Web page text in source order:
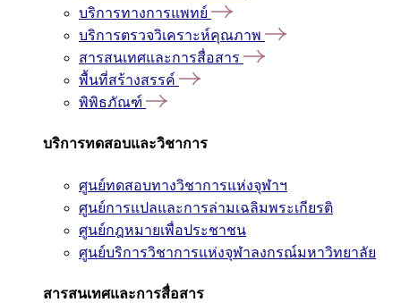
บริการทางการแพทย์
บริการตรวจวิเคราะห์คุณภาพ
สารสนเทศและการสื่อสาร
พื้นที่สร้างสรรค์
พิพิธภัณฑ์
บริการทดสอบและวิชาการ
ศูนย์ทดสอบทางวิชาการแห่งจุฬาฯ
ศูนย์การแปลและการล่ามเฉลิมพระเกียรติ
ศูนย์กฎหมายเพื่อประชาชน
ศูนย์บริการวิชาการแห่งจุฬาลงกรณ์มหาวิทยาลัย
สารสนเทศและการสื่อสาร